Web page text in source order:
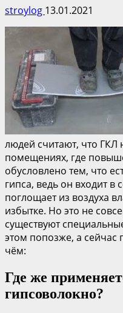
stroylog 13.01.2021
людей считают, что ГКЛ
помещениях, где
обусловлено тем, что
гипса, ведь он входит в
поглощает из воздуха
избытке. Но это не
существуют
этом попозже, а сейчас
чём:
Где же
гипсоволокно?